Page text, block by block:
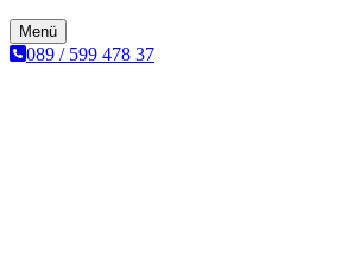
Menü
089 / 599 478 37